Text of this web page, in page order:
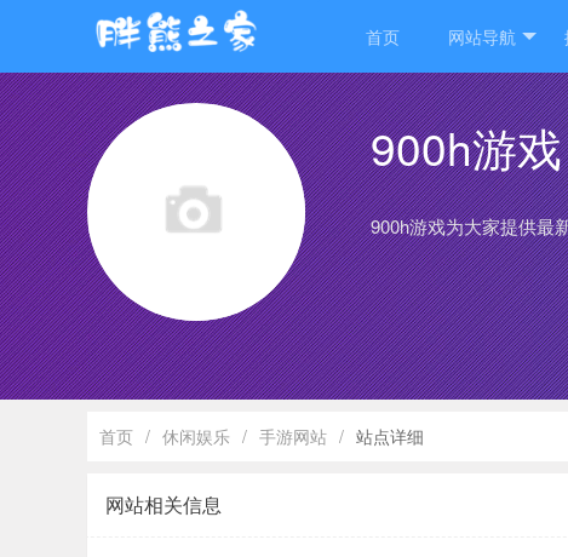
首页 网站导航
900h游戏
900h游戏为大家提供最
首页 / 休闲娱乐 / 手游网站 / 站点详细
网站相关信息